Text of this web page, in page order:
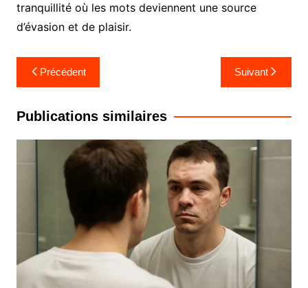
tranquillité où les mots deviennent une source
d’évasion et de plaisir.
Navigation
de
l’article
Précédent Suivant
Publications similaires